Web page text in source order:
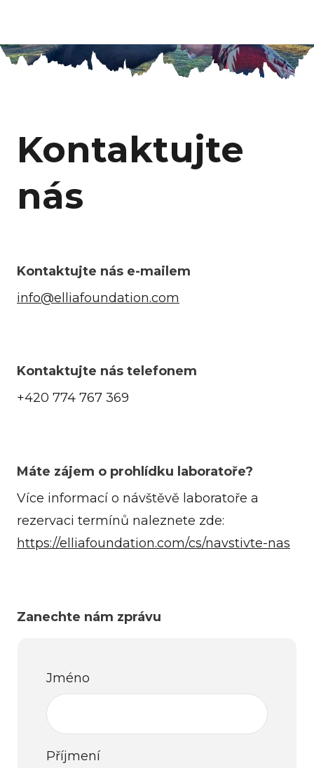
Kontaktujte
nás
Kontaktujte nás e-mailem
info@elliafoundation.com
Kontaktujte nás telefonem
+420 774 767 369
Máte zájem o prohlídku laboratoře?
Více informací o návštěvě laboratoře a
rezervaci termínů naleznete zde:
https://elliafoundation.com/cs/navstivte-nas
Zanechte nám zprávu
Jméno
Příjmení